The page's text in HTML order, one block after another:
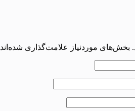
بخش‌های موردنیاز علامت‌گذاری شده‌اند